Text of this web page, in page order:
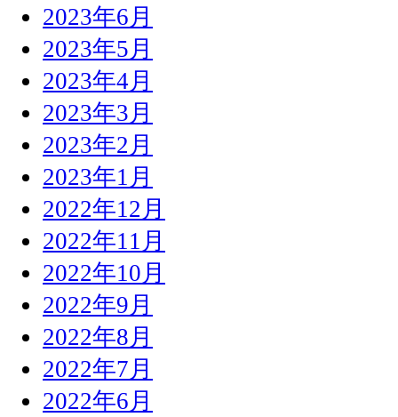
2023年6月
2023年5月
2023年4月
2023年3月
2023年2月
2023年1月
2022年12月
2022年11月
2022年10月
2022年9月
2022年8月
2022年7月
2022年6月